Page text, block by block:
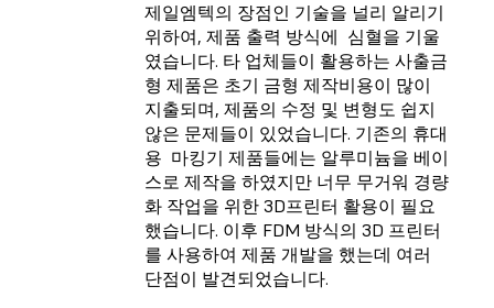
제일엠텍의 장점인 기술을 널리 알리기
위하여, 제품 출력 방식에 심혈을 기울
였습니다. 타 업체들이 활용하는 사출금
형 제품은 초기 금형 제작비용이 많이
지출되며, 제품의 수정 및 변형도 쉽지
않은 문제들이 있었습니다. 기존의 휴대
용 마킹기 제품들에는 알루미늄을 베이
스로 제작을 하였지만 너무 무거워 경량
화 작업을 위한 3D프린터 활용이 필요
했습니다. 이후 FDM 방식의 3D 프린터
를 사용하여 제품 개발을 했는데 여러
단점이 발견되었습니다.